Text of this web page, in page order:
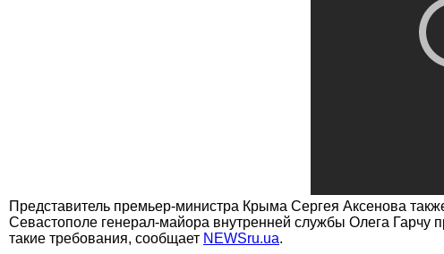
Представитель премьер-министра Крыма Сергея Аксенова
Севастополе генерал-майора внутренней службы Олега Гарчу
такие требования, сообщает NEWSru.ua.